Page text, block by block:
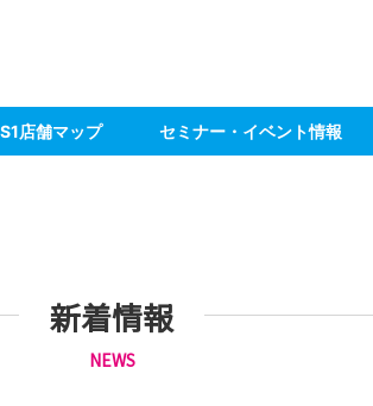
S1店舗マップ セミナー・イベント情報
新着情報
NEWS